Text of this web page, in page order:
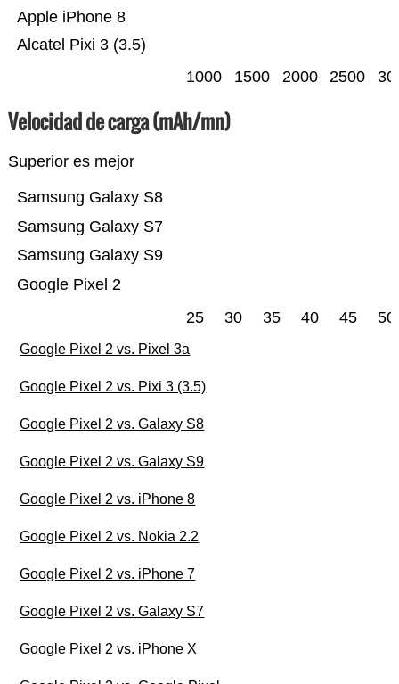
Alcatel Pixi 3 (3.5)
Apple iPhone 8
1000 1500 2000 2500
Velocidad de carga (mAh/mn)
Superior es mejor
Google Pixel 2
Samsung Galaxy S9
Samsung Galaxy S7
Samsung Galaxy S8
25 30 35 40 45 50
Google Pixel 2 vs. Pixel 3a
Google Pixel 2 vs. Pixi 3 (3.5)
Google Pixel 2 vs. Galaxy S8
Google Pixel 2 vs. Galaxy S9
Google Pixel 2 vs. iPhone 8
Google Pixel 2 vs. Nokia 2.2
Google Pixel 2 vs. iPhone 7
Google Pixel 2 vs. Galaxy S7
Google Pixel 2 vs. iPhone X